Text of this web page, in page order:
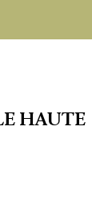
HAUTE